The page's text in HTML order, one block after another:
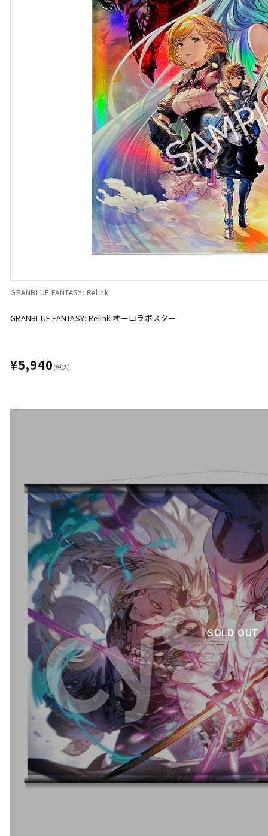
GRANBLUE FANTASY: Relink
GRANBLUE FANTASY: Relink オーロラポスター
¥5,940 (税込)
SOLD OUT